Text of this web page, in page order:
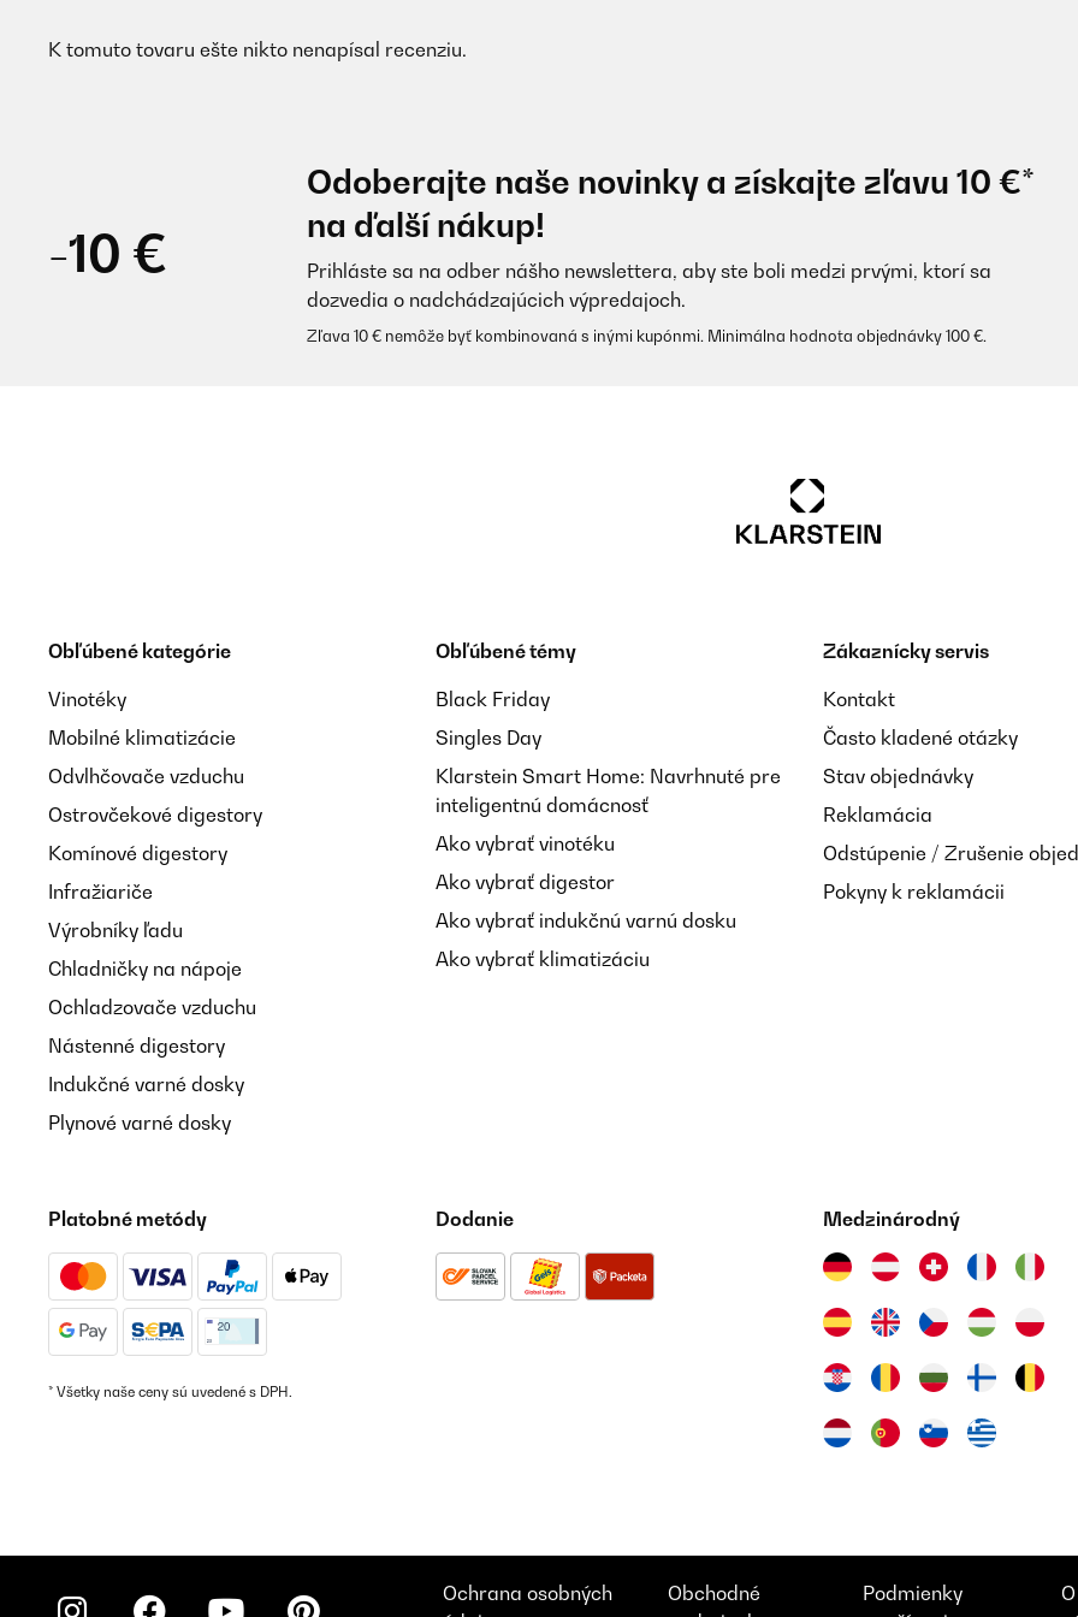
K tomuto tovaru ešte nikto nenapísal recenziu.
-10 €
Odoberajte naše novinky a získajte zľavu 10 €*
na ďalší nákup!
Prihláste sa na odber nášho newslettera, aby ste boli medzi prvými, ktorí sa
dozvedia o nadchádzajúcich výpredajoch.
Zľava 10 € nemôže byť kombinovaná s inými kupónmi. Minimálna hodnota objednávky 100 €.
Obľúbené kategórie
Vinotéky
Mobilné klimatizácie
Odvlhčovače vzduchu
Ostrovčekové digestory
Komínové digestory
Infražiariče
Výrobníky ľadu
Chladničky na nápoje
Ochladzovače vzduchu
Nástenné digestory
Indukčné varné dosky
Plynové varné dosky
Obľúbené témy
Black Friday
Singles Day
Klarstein Smart Home: Navrhnuté pre
inteligentnú domácnosť
Ako vybrať vinotéku
Ako vybrať digestor
Ako vybrať indukčnú varnú dosku
Ako vybrať klimatizáciu
Zákaznícky servis
Kontakt
Často kladené otázky
Stav objednávky
Reklamácia
Odstúpenie / Zrušenie
Pokyny k reklamácii
Platobné metódy
* Všetky naše ceny sú uvedené s DPH.
Dodanie Medzinárodný
Ochrana osobných
Obchodné
Podmienky
O